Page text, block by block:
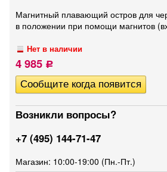
Магнитный плавающий остров для
в положении при помощи магнитов
Нет в наличии
4 985 Р
Возникли вопросы?
+7 (495) 144-71-47
Магазин: 10:00-19:00 (Пн.-Пт.)